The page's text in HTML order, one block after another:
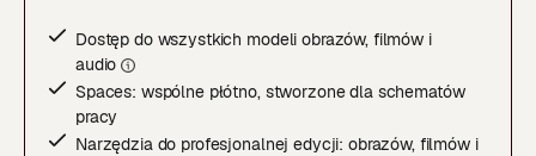
Dostęp do wszystkich modeli obrazów, filmów i
audio
Spaces: wspólne płótno, stworzone dla schematów
pracy
Narzędzia do profesjonalnej edycji: obrazów, filmów i